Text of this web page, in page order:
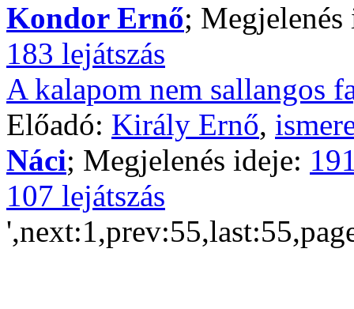
Kondor Ernő;
183 lejátszás
A kalapom nem sallangos
Előadó: Király Ernő,
Náci; Megjelenés ideje:
107 lejátszás